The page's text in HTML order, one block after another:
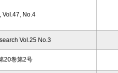
Vol.47, No.4
Vol.25 No.3
20巻第2号